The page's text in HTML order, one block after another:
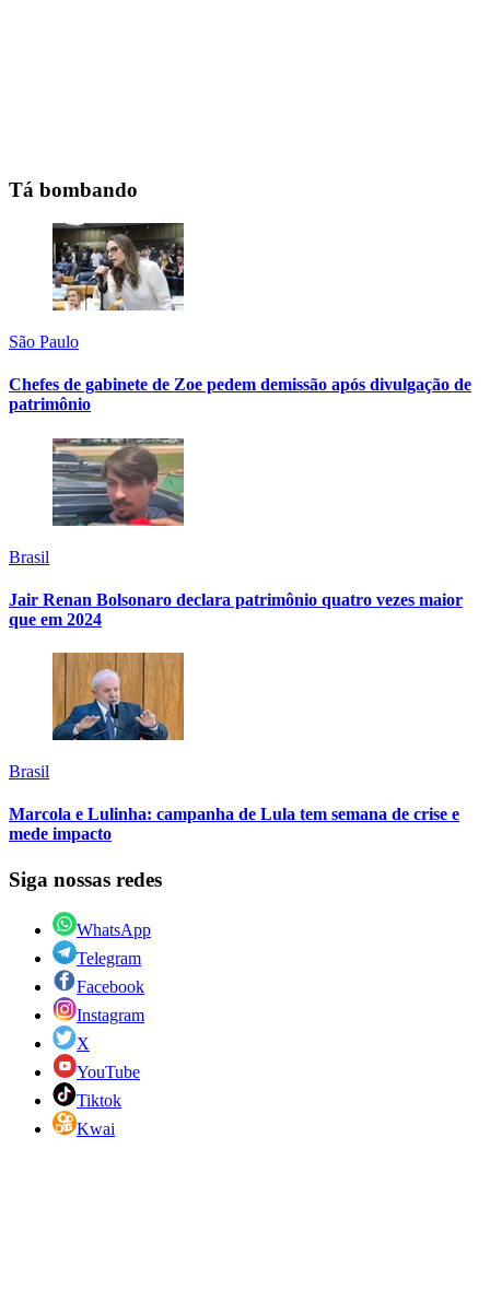
Tá bombando
São Paulo
Chefes de gabinete de Zoe pedem demissão após divulgação de
patrimônio
Brasil
Jair Renan Bolsonaro declara patrimônio quatro vezes maior
que em 2024
Brasil
Marcola e Lulinha: campanha de Lula tem semana de crise e
mede impacto
Siga nossas redes
WhatsApp
Telegram
Facebook
Instagram
X
YouTube
Tiktok
Kwai